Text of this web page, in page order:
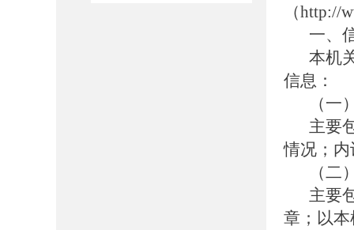
（http://
一、
本机
信息：
（一
主要
情况；
（二
主要
章；以